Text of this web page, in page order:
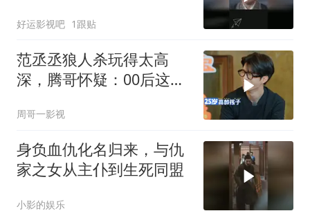
好运影视吧 1跟贴
范丞丞狼人杀玩得太高
深，腾哥怀疑：00后这么
周哥一影视
身负血仇化名归来，与仇
家之女从主仆到生死同盟
小影的娱乐